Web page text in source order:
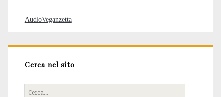
AudioVeganzetta
Cerca nel sito
Cerca